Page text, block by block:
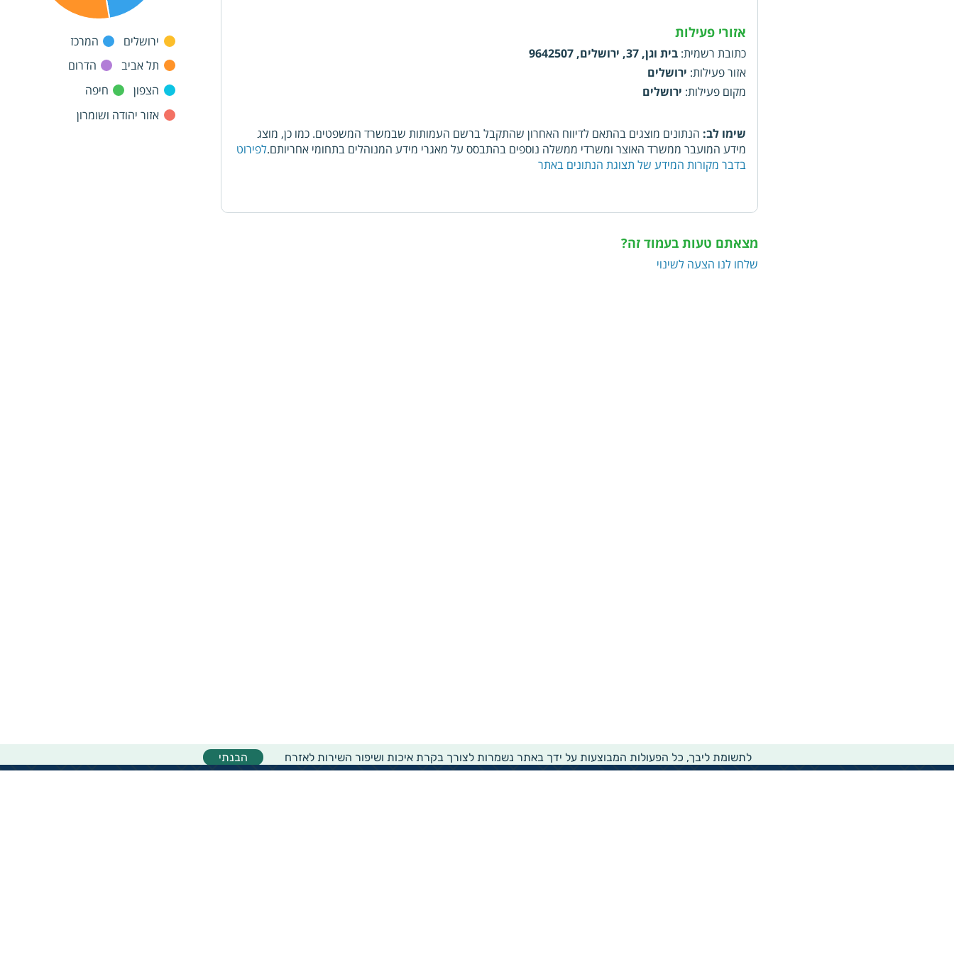
אזורי פעילות
כתובת רשמית: בית וגן, 37, ירושלים, 9642507
אזור פעילות: ירושלים
מקום פעילות: ירושלים
שימו לב: הנתונים מוצגים בהתאם לדיווח האחרון שהתקבל ברשם העמותות שבמשרד המשפטים. כמו כן, מוצג
מידע המועבר ממשרד האוצר ומשרדי ממשלה נוספים בהתבסס על מאגרי מידע המנוהלים בתחומי אחריותם.לפירוט
בדבר מקורות המידע של תצוגת הנתונים באתר
ירושלים
המרכז
תל אביב
הדרום
הצפון
חיפה
אזור יהודה ושומרון
מצאתם טעות בעמוד זה?
שלחו לנו הצעה לשינוי
לתשומת ליבך, כל הפעולות המבוצעות על ידך באתר נשמרות לצורך בקרת איכות ושיפור השירות לאזרח הבנתי